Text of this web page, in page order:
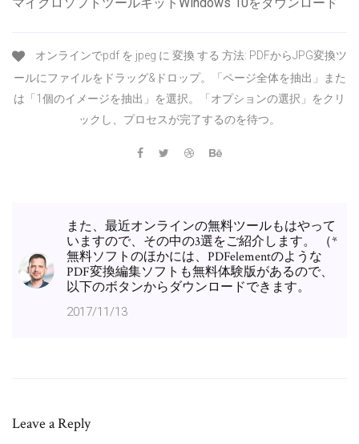
マイクロソフトツールキットWindows 10をダウンロード
オンラインでpdf を jpeg に 変換 する 方法: PDFからJPG変換ツ
ールにファイルをドラッグ&ドロップ。「ページ全体を抽出」また
は「1個のイメージを抽出」を選択。「オプションの選択」をクリ
ックし、プロセスが完了するのを待つ。
また、最近オンラインの無料ツールもはやって
いますので、その中の3選をご紹介します。 （*
無料ソフトのほかには、PDFelementのような
PDF変換編集ソフトも無料体験版があるので、
以下のボタンからダウンロードできます。
2017/11/13
Leave a Reply